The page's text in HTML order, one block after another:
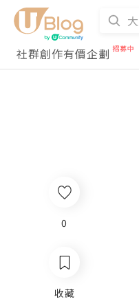
社群創作有價企劃
0
收藏